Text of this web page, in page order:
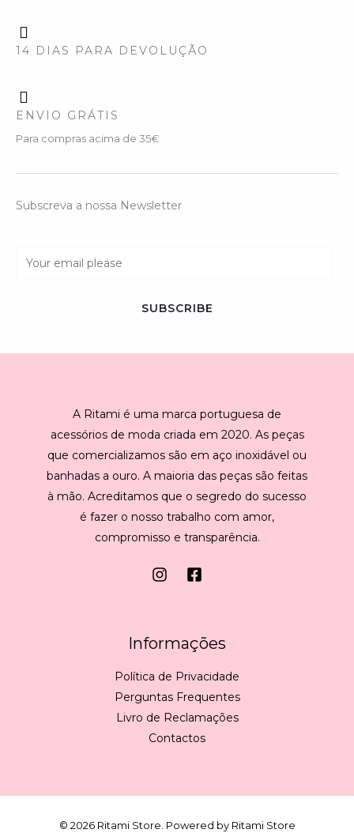
14 DIAS PARA DEVOLUÇÃO
ENVIO GRÁTIS
Para compras acima de 35€
Subscreva a nossa Newsletter
SUBSCRIBE
A Ritami é uma marca portuguesa de
acessórios de moda criada em 2020. As peças
que comercializamos são em aço inoxidável ou
banhadas a ouro. A maioria das peças são feitas
à mão. Acreditamos que o segredo do sucesso
é fazer o nosso trabalho com amor,
compromisso e transparência.
Informações
Política de Privacidade
Perguntas Frequentes
Livro de Reclamações
Contactos
© 2026 Ritami Store. Powered by Ritami Store